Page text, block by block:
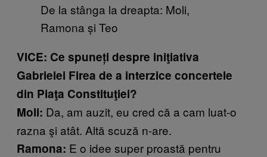
De la stânga la dreapta: Moli,
Ramona și Teo
VICE: Ce spuneți despre iniţiativa
Gabrielei Firea de a interzice concertele
din Piaţa Constituţiei?
Moli: Da, am auzit, eu cred că a cam luat-o
razna şi atât. Altă scuză n-are.
Ramona: E o idee super proastă pentru